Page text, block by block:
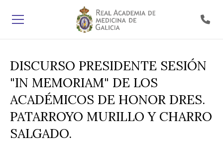
DISCURSO PRESIDENTE SESIÓN
"IN MEMORIAM" DE LOS
ACADÉMICOS DE HONOR DRES.
PATARROYO MURILLO Y CHARRO
SALGADO.